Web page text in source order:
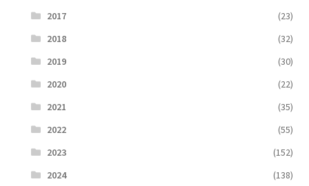
2017
(23)
2018
(32)
2019
(30)
2020
(22)
2021
(35)
2022
(55)
2023
(152)
2024
(138)